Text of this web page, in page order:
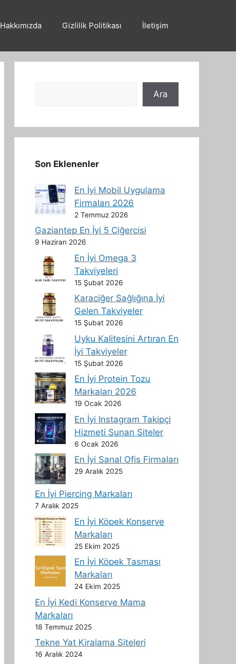
Hakkımızda Gizlilik Politikası İletişim
Ara
Son Eklenenler
En İyi Mobil Uygulama
Firmaları 2026
2 Temmuz 2026
Gaziantep En İyi 5 Ciğercisi
9 Haziran 2026
En İyi Omega 3
Takviyeleri
15 Şubat 2026
Karaciğer Sağlığına İyi
Gelen Takviyeler
15 Şubat 2026
Uyku Kalitesini Artıran En
İyi Takviyeler
15 Şubat 2026
En İyi Protein Tozu
Markaları 2026
19 Ocak 2026
En İyi Instagram Takipçi
Hizmeti Sunan Siteler
6 Ocak 2026
En İyi Sanal Ofis Firmaları
29 Aralık 2025
En İyi Piercing Markaları
7 Aralık 2025
En İyi Köpek Konserve
Markaları
25 Ekim 2025
En İyi Köpek Tasması
Markaları
24 Ekim 2025
En İyi Kedi Konserve Mama
Markaları
18 Temmuz 2025
Tekne Yat Kiralama Siteleri
16 Aralık 2024